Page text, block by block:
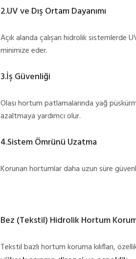
2.UV ve Dış Ortam Dayanımı
Açık alanda çalışan hidrolik sistemlerde
minimize eder.
3.İş Güvenliği
Olası hortum patlamalarında yağ
azaltmaya yardımcı olur.
4.Sistem Ömrünü Uzatma
Korunan hortumlar daha uzun süre güvenli
Bez (Tekstil) Hidrolik Hortum
Tekstil bazlı hortum koruma kılıfları,